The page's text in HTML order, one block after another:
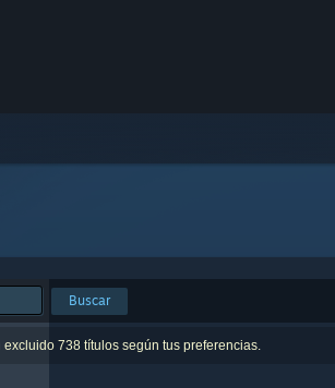
Buscar
738 títulos según tus preferencias.